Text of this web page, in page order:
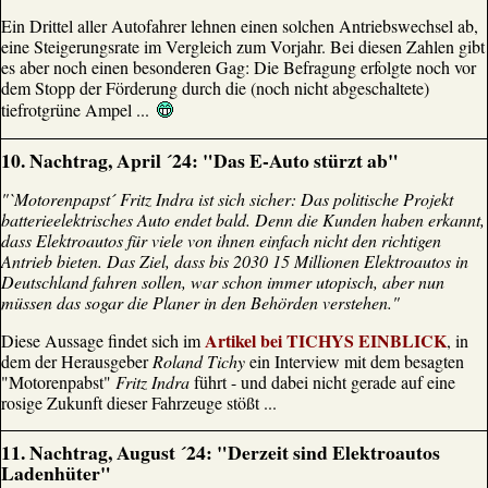
Ein Drittel aller Autofahrer lehnen einen solchen Antriebswechsel ab,
eine Steigerungsrate im Vergleich zum Vorjahr. Bei diesen Zahlen gibt
es aber noch einen besonderen Gag: Die Befragung erfolgte noch vor
dem Stopp der Förderung durch die (noch nicht abgeschaltete)
tiefrotgrüne Ampel ...
10. Nachtrag, April ´24: "Das E-Auto stürzt ab"
"`Motorenpapst´ Fritz Indra ist sich sicher: Das politische Projekt
batterieelektrisches Auto endet bald. Denn die Kunden haben erkannt,
dass Elektroautos für viele von ihnen einfach nicht den richtigen
Antrieb bieten. Das Ziel, dass bis 2030 15 Millionen Elektroautos in
Deutschland fahren sollen, war schon immer utopisch, aber nun
müssen das sogar die Planer in den Behörden verstehen."
Diese Aussage findet sich imArtikel bei TICHYS EINBLICK, in
dem der HerausgeberRoland Tichyein Interview mit dem besagten
"Motorenpabst" Fritz Indraführt - und dabei nicht gerade auf eine
rosige Zukunft dieser Fahrzeuge stößt ...
11. Nachtrag, August ´24: "Derzeit sind Elektroautos
Ladenhüter"